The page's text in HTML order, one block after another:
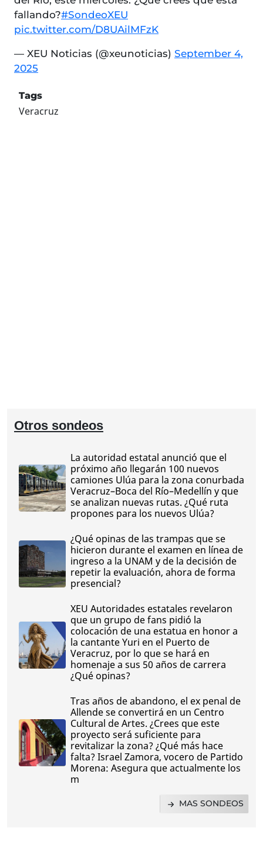
fallando?#SondeoXEU
pic.twitter.com/D8UAilMFzK
— XEU Noticias (@xeunoticias) September 4,
2025
Tags
Veracruz
Otros sondeos
La autoridad estatal anunció que el
próximo año llegarán 100 nuevos
camiones Ulúa para la zona conurbada
Veracruz–Boca del Río–Medellín y que
se analizan nuevas rutas. ¿Qué ruta
propones para los nuevos Ulúa?
¿Qué opinas de las trampas que se
hicieron durante el examen en línea de
ingreso a la UNAM y de la decisión de
repetir la evaluación, ahora de forma
presencial?
XEU Autoridades estatales revelaron
que un grupo de fans pidió la
colocación de una estatua en honor a
la cantante Yuri en el Puerto de
Veracruz, por lo que se hará en
homenaje a sus 50 años de carrera
¿Qué opinas?
Tras años de abandono, el ex penal de
Allende se convertirá en un Centro
Cultural de Artes. ¿Crees que este
proyecto será suficiente para
revitalizar la zona? ¿Qué más hace
falta? Israel Zamora, vocero de Partido
Morena: Asegura que actualmente los
m
MAS SONDEOS